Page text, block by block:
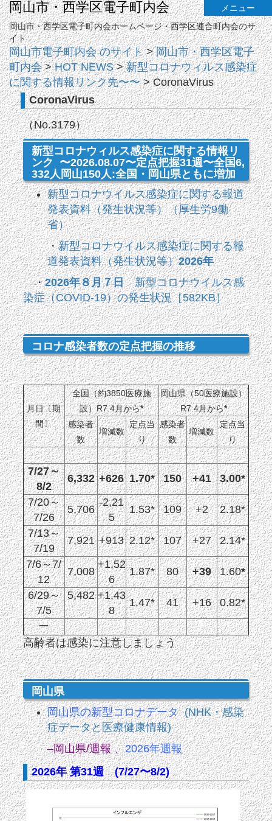
岡山市・西学区電子町内会
メニュー
岡山市・西学区電子町内会ホームページ・西学区連合町内会のサ
イト
岡山市電子町内会 のサイト>岡山市・西学区電子
町内会>HOT NEWS>新型コロナウィルス感染症
に関する情報リンク先〜〜>CoronaVirus
CoronaVirus
（No.3179）
新型コロナウィルス感染症に関する情報リ
ンク 〜2026.08.07〜定点把握31週〜全国6,
332人岡山150人:全国・岡山県ともに増加
新型コロナウイルス感染症に関する報道
発表資料（発生状況等）（厚生労9働
省）
・新型コロナウイルス感染症に関する報
道発表資料（発生状況等）2026年
・2026年８月７日新型コロナウイルス感
染症（COVID-19）の発生状況［582KB］
コロナ感染者数の定点把握の推移
月日〔期
間〕
全国（約3850医療施
設）R7.4月から*
岡山県（50医療施設）
R7.4月から*
感染者
数
増減数
定点当
り
感染者
数
増減数
定点当
り
7/27～
8/2
6,332 +626 1.70* 150 +41
3.00*
7/20～
7/26
5,706
-2,21
5
1.53* 109 +2
2.18*
7/13～
7/19
7,921 +913 2.12* 107 +27
2.14*
7/6～7/
12
7,008
+1,52
6
1.87* 80 +39 1.60*
6/29～
7/5
5,482 +1,43
8
1.47* 41 +16
0.82*
ー
高齢者は感染に注意しましょう
岡山県
岡山県の新型コロナデータ(NHK・感染
症データと医療健康情報)
–岡山県/週報、2026年週報
2026年 第31週 (7/27〜8/2)